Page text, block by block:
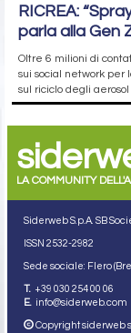
RICREA:
parla alla Gen
Oltre 6 milioni di
sui social network per
sul riciclo degli aerosol
LA COMMUNITY
Siderweb S.p.A. SB
ISSN 2532-2982
Sede sociale: Flero
T. +39 030 254 00 06
E. info@siderweb.com
Copyright siderweb